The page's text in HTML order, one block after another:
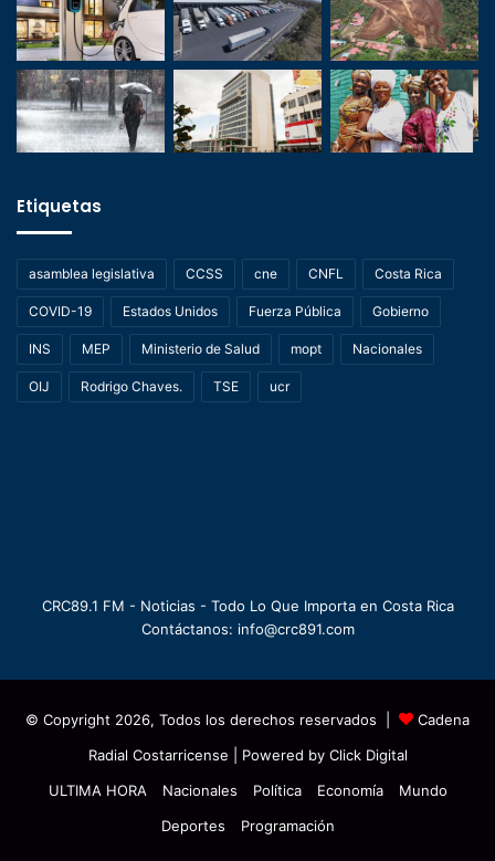
Etiquetas
asamblea legislativa CCSS cne CNFL Costa Rica
COVID-19 Estados Unidos Fuerza Pública Gobierno
INS MEP Ministerio de Salud mopt Nacionales
OIJ Rodrigo Chaves. TSE ucr
CRC89.1 FM - Noticias - Todo Lo Que Importa en Costa Rica
Contáctanos: info@crc891.com
© Copyright 2026, Todos los derechos reservados |
Cadena
Radial Costarricense | Powered by Click Digital
ULTIMA HORA
Nacionales Política Economía
Mundo
Deportes
Programación